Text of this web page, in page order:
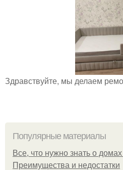
Здравствуйте, мы делаем
Популярные материалы
Все, что нужно знать о
Преимущества и недостатки